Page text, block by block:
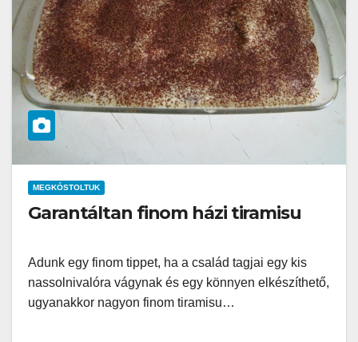
MEGKÓSTOLTUK
Garantáltan finom házi tiramisu
Adunk egy finom tippet, ha a család tagjai egy kis
nassolnivalóra vágynak és egy könnyen elkészíthető,
ugyanakkor nagyon finom tiramisu…